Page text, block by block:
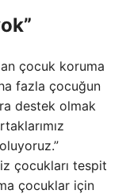
çocuk koruma
fazla çocuğun
destek olmak
çocukları tespit
çocuklar için